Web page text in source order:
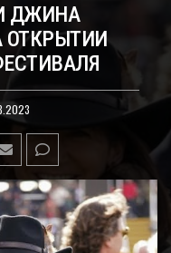
ДЖИНА
ОТКРЫТИИ